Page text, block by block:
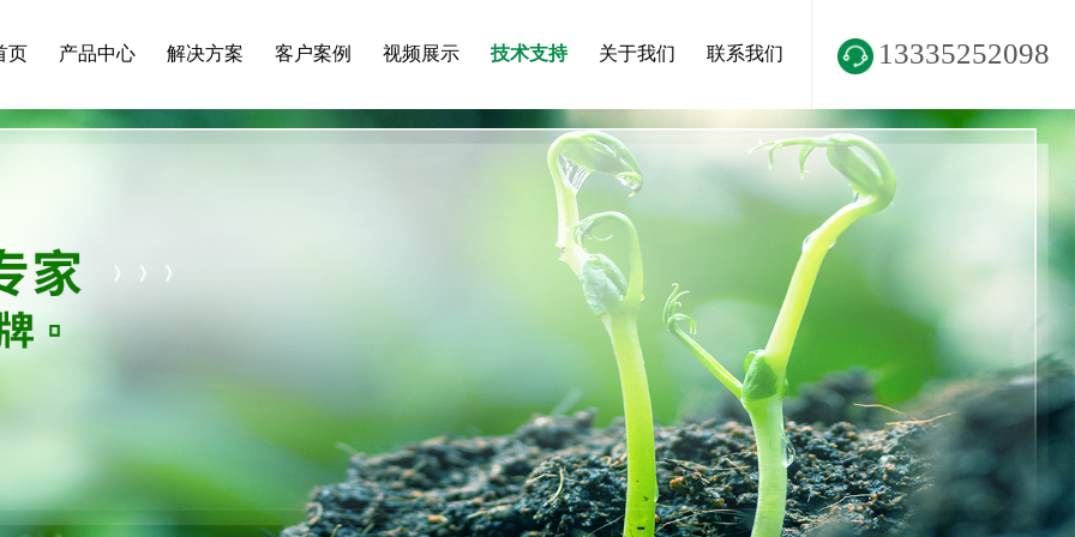
13335252098
页 产品中心 解决方案 客户案例 视频展示 技术支持 关于我们 联系我们